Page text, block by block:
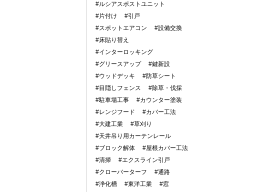
#ルシアスポストユニット
#片付け
#引戸
#スポットエアコン
#設備交換
#床貼り替え
#インターロッキング
#グリースアップ
#鍵新設
#ウッドデッキ
#防草シート
#目隠しフェンス
#除草・伐採
#駐車場工事
#カウンター塗装
#レンジフード
#カバー工法
#大建工業
#草刈り
#天井吊り用カーテンレール
#ブロック解体
#屋根カバー工法
#清掃
#エクスライン引戸
#クローバーターフ
#通路
#浄化槽
#東洋工業
#窓